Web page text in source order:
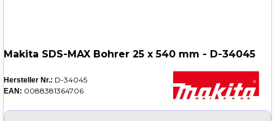
Makita SDS-MAX Bohrer 25 x 540 mm - D-34045
Hersteller Nr.: D-34045
EAN: 0088381364706